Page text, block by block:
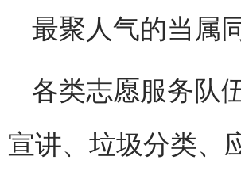
最聚人气的当属
各类志愿服务队
宣讲、垃圾分类、